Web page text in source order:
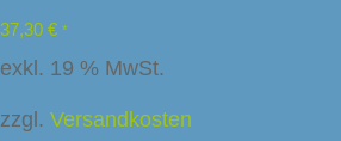
37,30 € *
exkl. 19 % MwSt.
zzgl. Versandkosten